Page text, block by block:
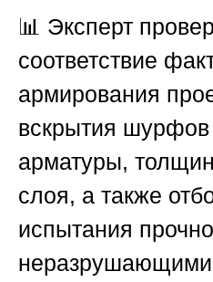
📊 Эксперт
соответствие
армирования
вскрытия
арматуры,
слоя, а также
испытания